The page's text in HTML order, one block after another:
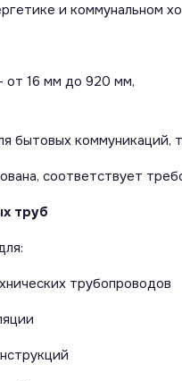
и коммунальном
от 16 мм до 920 мм,
бытовых
соответствует
труб
трубопроводов